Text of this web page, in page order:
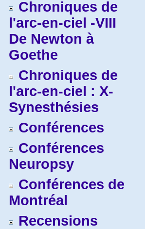
Chroniques de
l'arc-en-ciel -VIII
De Newton à
Goethe
Chroniques de
l'arc-en-ciel : X-
Synesthésies
Conférences
Conférences
Neuropsy
Conférences de
Montréal
Recensions